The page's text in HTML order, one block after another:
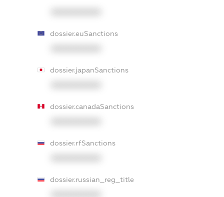
dossier.euSanctions
dossier.japanSanctions
dossier.canadaSanctions
dossier.rfSanctions
dossier.russian_reg_title